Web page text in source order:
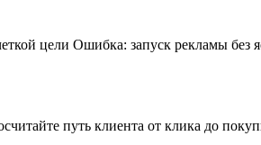
цели Ошибка: запуск рекламы без
путь клиента от клика до